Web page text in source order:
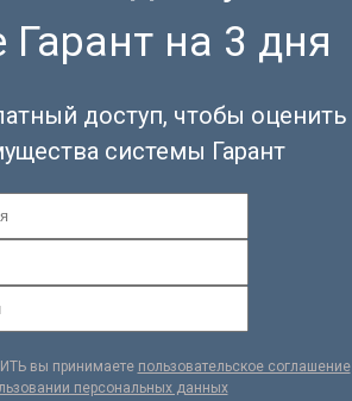
Гарант на 3 дня
доступ, чтобы оценить
системы Гарант
вы принимаете пользовательское соглашение
персональных данных